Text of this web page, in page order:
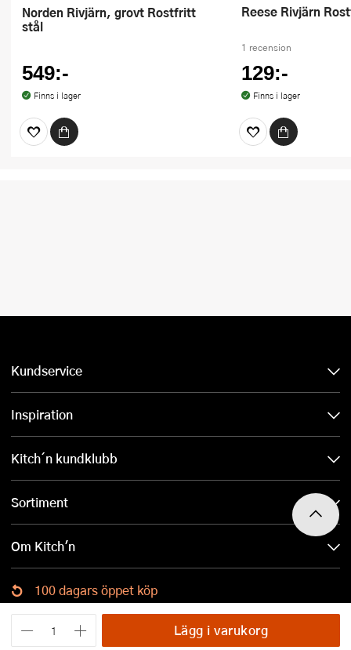
Lägg i varukorg
Norden Rivjärn, grovt Rostfritt
stål
549:-
Finns i lager
Reese Rivjärn
1 recension
129:-
Finns i lager
Kundservice
Inspiration
Kitch´n kundklubb
Sortiment
Om Kitch'n
100 dagars öppet köp
Ladda ned Kitch´n-appen